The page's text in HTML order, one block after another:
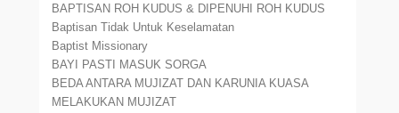
BAPTISAN ROH KUDUS & DIPENUHI ROH KUDUS
Baptisan Tidak Untuk Keselamatan
Baptist Missionary
BAYI PASTI MASUK SORGA
BEDA ANTARA MUJIZAT DAN KARUNIA KUASA
MELAKUKAN MUJIZAT